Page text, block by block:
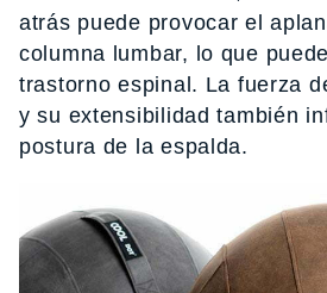
atrás puede provocar el
columna lumbar, lo que
trastorno espinal. La fuerza
y su extensibilidad también
postura de la espalda.